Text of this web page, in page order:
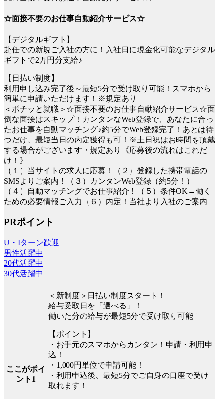
☆面接不要のお仕事自動紹介サービス☆
【デジタルギフト】
赴任での新規ご入社の方に！入社日に現金化可能なデジタル
ギフトで2万円分支給♪
【日払い制度】
利用申し込み完了後～最短5分で受け取り可能！スマホから
簡単に申請いただけます！※規定あり
＜ポチッと就職＞☆面接不要のお仕事自動紹介サービス☆面
倒な面接はスキップ！カンタンなWeb登録で、あなたに合っ
たお仕事を自動マッチング♪約5分でWeb登録完了！あとは待
つだけ、最短当日の内定獲得も可！※土日祝はお時間を頂戴
する場合がございます・規定あり《応募後の流れはこれだ
け！》
（１）当サイトの求人に応募！（２）登録した携帯電話の
SMSよりご案内！（３）カンタンWeb登録（約5分！）
（４）自動マッチングでお仕事紹介！（５）条件OK→働く
ための必要情報ご入力（６）内定！当社より入社のご案内
PRポイント
U・Iターン歓迎
男性活躍中
20代活躍中
30代活躍中
ここがポイ
ント1
＜新制度＞日払い制度スタート！
給与受取日を「選べる」！
働いた分の給与が最短5分で受け取り可能！
【ポイント】
・お手元のスマホからカンタン！申請・利用申
込！
・1,000円単位で申請可能！
・利用申込後、最短5分でご自身の口座で受け
取れます！